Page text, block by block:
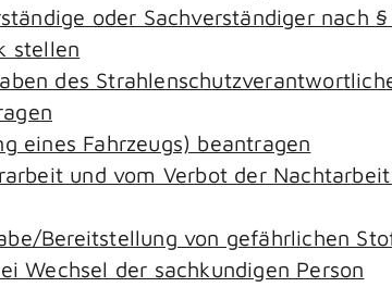
oder Sachverständiger nach
stellen
des
eines Fahrzeugs) beantragen
und vom Verbot der
Bereitstellung von gefährlichen
Wechsel der sachkundigen Person